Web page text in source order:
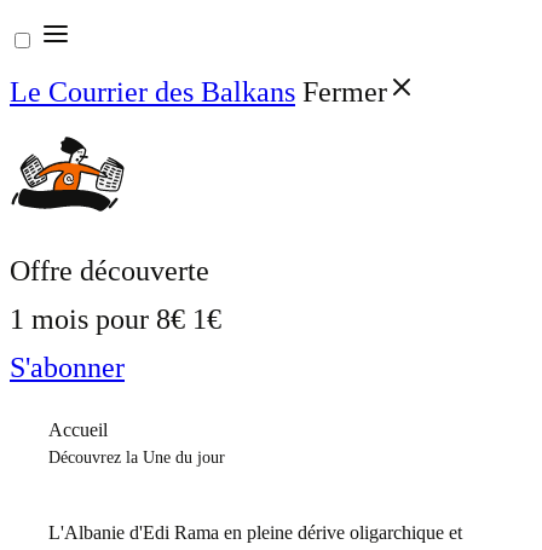
Aller
au
contenu
Le Courrier des Balkans Fermer
Offre découverte
1 mois pour 8€ 1€
S'abonner
Accueil
Découvrez la Une du jour
L'Albanie d'Edi Rama en pleine dérive oligarchique et